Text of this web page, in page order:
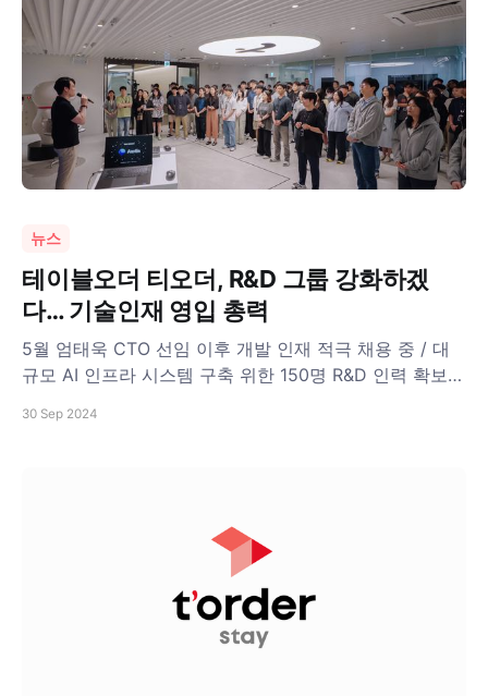
뉴스
테이블오더 티오더, R&D 그룹 강화하겠
다… 기술인재 영입 총력
5월 엄태욱 CTO 선임 이후 개발 인재 적극 채용 중 / 대
규모 AI 인프라 시스템 구축 위한 150명 R&D 인력 확보 /
30 Sep 2024